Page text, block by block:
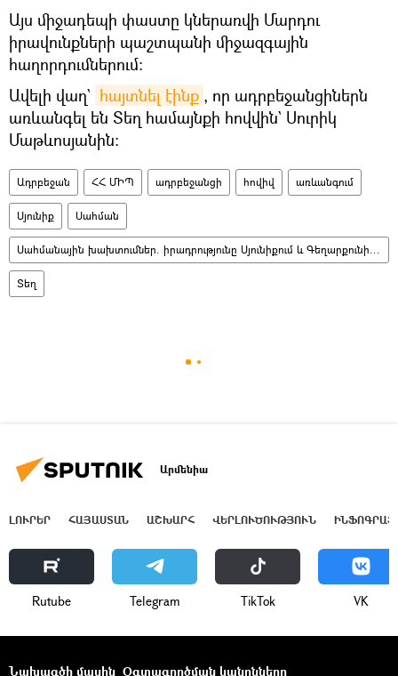
Այս միջադեպի փաստը կներառվի Մարդու
իրավունքների պաշտպանի միջազգային
հաղորդումներում։
Ավելի վաղ` հայտնել էինք , որ ադրբեջանցիներն
առևանգել են Տեղ համայնքի հովվին` Սուրիկ
Մաթևոսյանին։
Ադրբեջան ՀՀ ՄԻՊ ադրբեջանցի հովիվ առևանգում
Սյունիք Սահման
Սահմանային խախտումներ. իրադրությունը Սյունիքում և Գեղարքունիքում
Տեղ
Արմենիա
ԼՈՒՐԵՐ ՀԱՅԱՍՏԱՆ ԱՇԽԱՐՀ ՎԵՐԼՈՒԾՈՒԹՅՈՒՆ
Rutube Telegram ТikТоk VK
Նախագծի մասին Օգտագործման կանոնները